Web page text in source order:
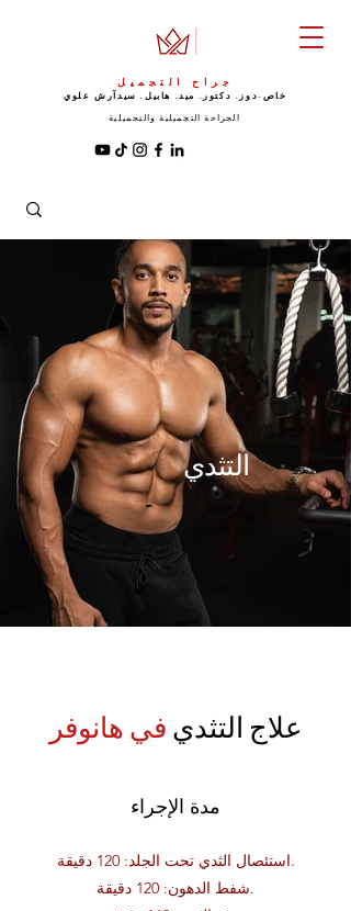
جراح التجميل
خاص-دوز. دكتور. ميد. هابيل. سيدآرش علوي
الجراحة التجميلية والتجميلية
التثدي
علاج التثدي في هانوفر
مدة الإجراء
استئصال الثدي تحت الجلد: 120 دقيقة.
شفط الدهون: 120 دقيقة.